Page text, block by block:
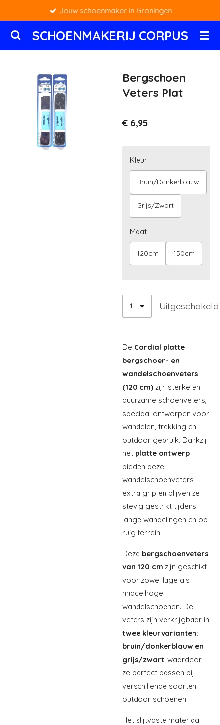
naar
de
SCHOENMAKERIJ CORPUS
Jouw schoenmaker in Groningen
Bergschoen
Veters Plat
€ 6,95
Kleur
Bruin/Donkerblauw
Grijs/Zwart
Maat
120cm 150cm
Uitgeschakeld
De Cordial platte
bergschoen- en
wandelschoenveters
(120 cm) zijn sterke en
duurzame schoenveters,
speciaal ontworpen voor
wandelen, trekking en
outdoor gebruik. Dankzij
het platte ontwerp
bieden deze
wandelschoenveters
extra grip en blijven ze
stevig gestrikt tijdens
lange wandelingen en op
ruig terrein.
Deze bergschoenveters
van 120 cm zijn geschikt
voor zowel lage als
middelhoge
wandelschoenen. De
veters zijn verkrijgbaar in
twee kleurvarianten:
bruin/donkerblauw en
grijs/zwart, waardoor
ze perfect passen bij
verschillende soorten
outdoor schoenen.
Het slijtvaste materiaal